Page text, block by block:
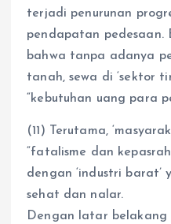
terjadi penurunan
pendapatan pedesaan.
bahwa tanpa adanya
tanah, sewa di ‘sektor
“kebutuhan uang para
(11) Terutama,
“fatalisme dan
dengan ‘industri barat’
sehat dan nalar.
Dengan latar